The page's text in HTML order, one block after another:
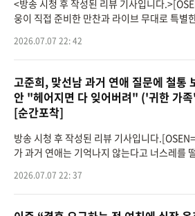
<방송 시청 후 작성된 리뷰 기사입니다
웅이 직접 준비한 만찬과 라이브 무대로 특별
식으로 저녁
2026.07.07 22: 42
고준희, 맞선남 과거 연애 질문에 철통
안 "헤어지면 다 잊어버려" ('귀한 가
[순간포착]
방송 시청 후 작성된 리뷰 기사입니다
가 과거 연애는 기억나지 않는다고 너스레를
2026.07.07 22: 37